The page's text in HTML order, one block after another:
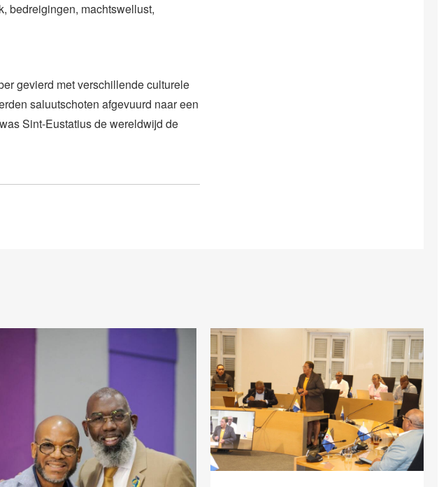
bedreigingen, machtswellust,
gevierd met verschillende culturele
saluutschoten afgevuurd naar een
Sint-Eustatius de wereldwijd de